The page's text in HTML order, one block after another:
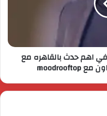
اهم حدث بالقاهره مع